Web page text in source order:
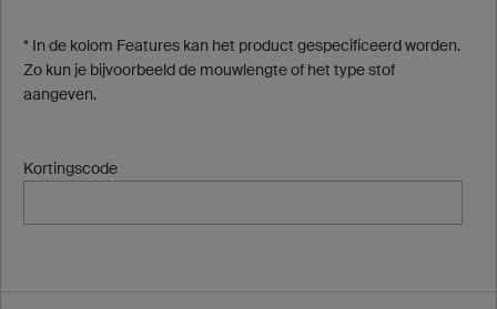
* In de kolom Features kan het product gespecificeerd worden.
Zo kun je bijvoorbeeld de mouwlengte of het type stof
aangeven.
Kortingscode